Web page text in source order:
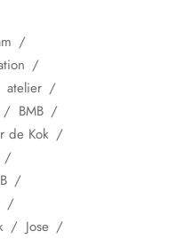
atelier
BMB
de Kok
Jose